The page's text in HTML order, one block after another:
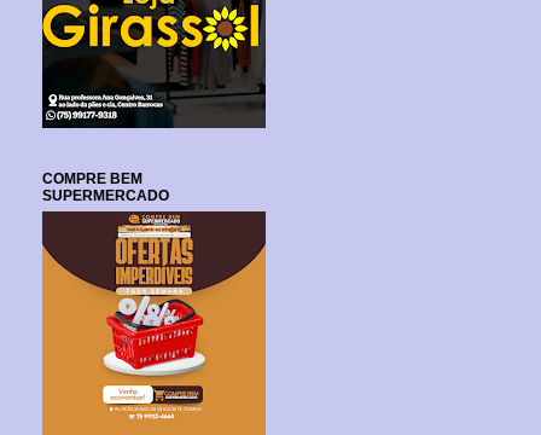
COMPRE BEM
SUPERMERCADO